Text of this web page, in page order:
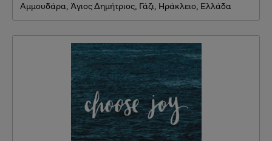
Αμμουδάρα, Άγιος Δημήτριος, Γάζι, Ηράκλειο, Ελλάδα